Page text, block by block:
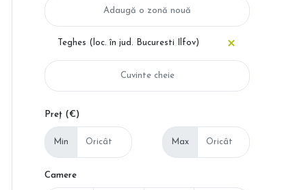
Teghes (loc. în jud. Bucuresti Ilfov)
Preț (€)
Min Max
Camere